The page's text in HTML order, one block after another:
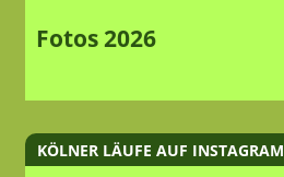
Fotos 2026
KÖLNER LÄUFE AUF INSTAGRAM